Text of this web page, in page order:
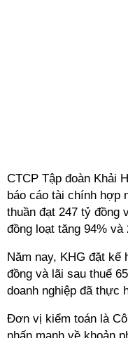
CTCP Tập đoàn Khải
báo cáo tài chính hợp
thuần đạt 247 tỷ đồng
đồng loạt tăng 94% và
Năm nay, KHG đặt kế
đồng và lãi sau thuế
doanh nghiệp đã thực
Đơn vị kiểm toán là